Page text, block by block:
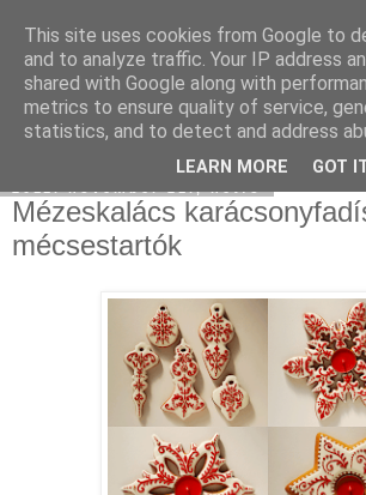
Moha Konyha
Mézeskalács
mécsestartók
This site uses cookies from Google to
and to analyze traffic. Your IP address
shared with Google along with
metrics to ensure quality of service,
statistics, and to detect and address
LEARN MORE GOT